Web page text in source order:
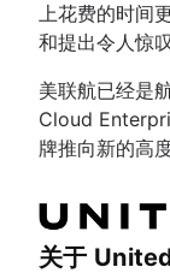
上花费的时间
和提出令人惊
美联航已经是
Cloud
牌推向新的高度
关于